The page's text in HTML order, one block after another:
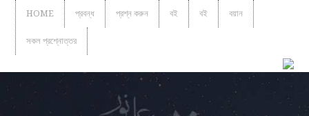
HOME প্রবন্ধ প্রশ্ন করুন বই বই বয়ান
সকল প্রশ্নোত্তর